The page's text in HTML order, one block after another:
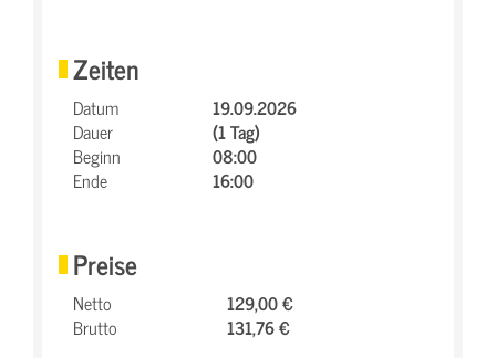
Zeiten
Datum
19.09.2026
Dauer
(1 Tag)
Beginn
08:00
Ende
16:00
Preise
Netto
129,00 €
Brutto
131,76 €